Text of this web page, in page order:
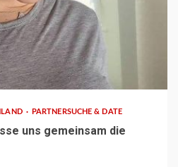
PARTNERSUCHE & DATE
uns gemeinsam die